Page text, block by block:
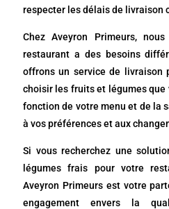
respecter les délais de livraison
Chez Aveyron Primeurs,
restaurant a des besoins
offrons un service de livraison
choisir les fruits et légumes que
fonction de votre menu et de la
à vos préférences et aux
Si vous recherchez une
légumes frais pour votre
Aveyron Primeurs est votre
engagement envers la